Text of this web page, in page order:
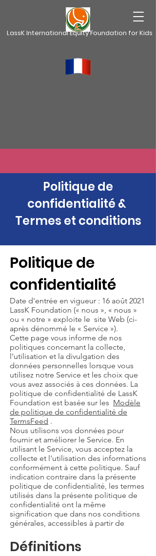
LassK International Equity Foundation for Kids
Politique de
confidentialité &
Termes et conditions
Politique de
confidentialité
Date d'entrée en vigueur : 16 août 2021
LassK Foundation (« nous », « nous »
ou « notre » exploite le site Web (ci-
après dénommé le « Service »).
Cette page vous informe de nos
politiques concernant la collecte,
l'utilisation et la divulgation des
données personnelles lorsque vous
utilisez notre Service et les choix que
vous avez associés à ces données. La
politique de confidentialité de LassK
Foundation est basée sur les Modèle
de politique de confidentialité de
TermsFeed .
Nous utilisons vos données pour
fournir et améliorer le Service. En
utilisant le Service, vous acceptez la
collecte et l'utilisation des informations
conformément à cette politique. Sauf
indication contraire dans la présente
politique de confidentialité, les termes
utilisés dans la présente politique de
confidentialité ont la même
signification que dans nos conditions
générales, accessibles à partir de
Définitions